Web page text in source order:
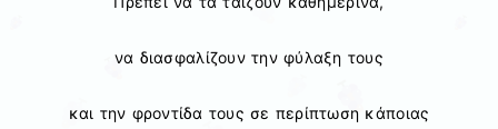
να διασφαλίζουν την φύλαξη τους
και την φροντίδα τους σε περίπτωση κάποιας